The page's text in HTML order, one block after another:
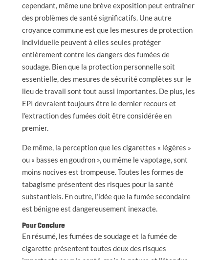
cependant, même une brève exposition peut entraîner
des problèmes de santé significatifs. Une autre
croyance commune est que les mesures de protection
individuelle peuvent à elles seules protéger
entièrement contre les dangers des fumées de
soudage. Bien que la protection personnelle soit
essentielle, des mesures de sécurité complètes sur le
lieu de travail sont tout aussi importantes. De plus, les
EPI devraient toujours être le dernier recours et
l’extraction des fumées doit être considérée en
premier.
De même, la perception que les cigarettes « légères »
ou « basses en goudron », ou même le vapotage, sont
moins nocives est trompeuse. Toutes les formes de
tabagisme présentent des risques pour la santé
substantiels. En outre, l’idée que la fumée secondaire
est bénigne est dangereusement inexacte.
Pour Conclure
En résumé, les fumées de soudage et la fumée de
cigarette présentent toutes deux des risques